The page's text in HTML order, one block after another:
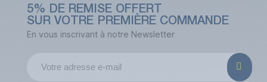
5% DE REMISE OFFERT
SUR VOTRE PREMIÈRE COMMANDE
En vous inscrivant à notre Newsletter